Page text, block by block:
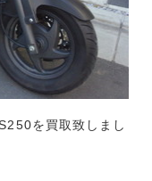
を買取致しまし